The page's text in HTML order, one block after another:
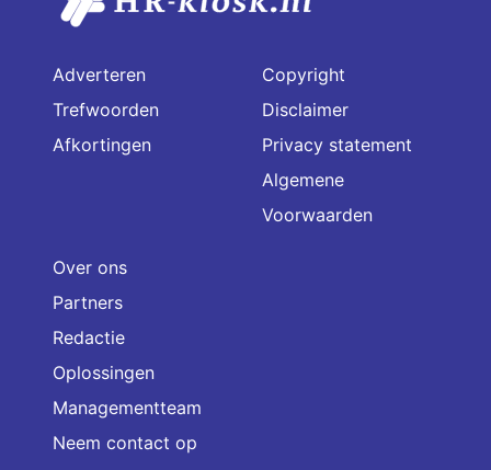
Adverteren
Trefwoorden
Afkortingen
Copyright
Disclaimer
Privacy statement
Algemene
Voorwaarden
Over ons
Partners
Redactie
Oplossingen
Managementteam
Neem contact op